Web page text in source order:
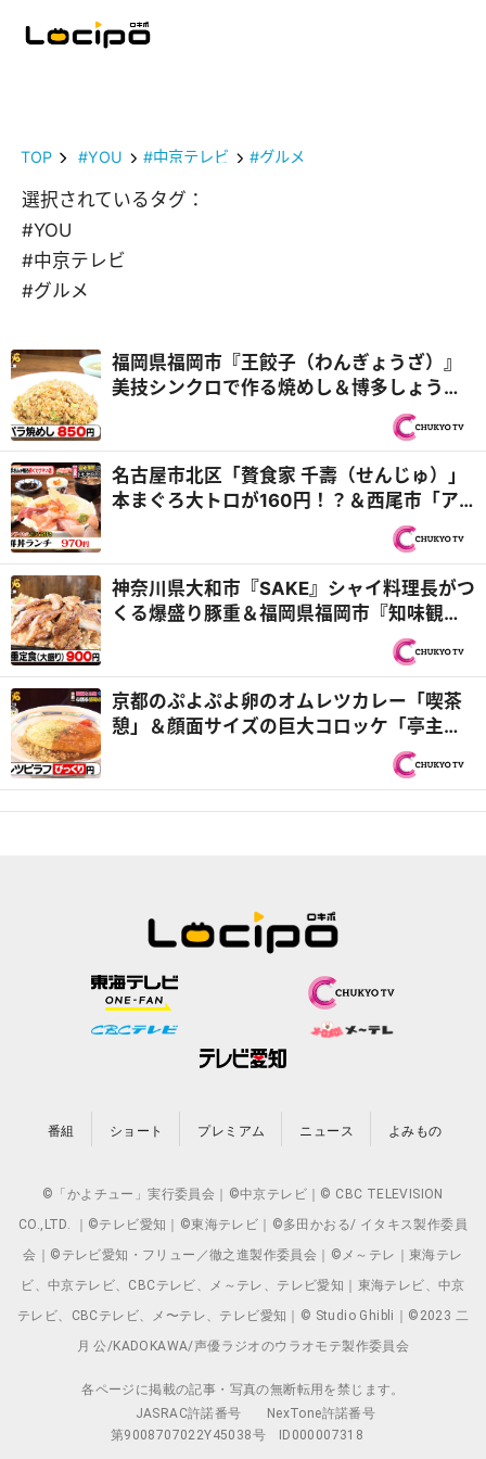
TOP #YOU #中京テレビ #グルメ
選択されているタグ：
#YOU
#中京テレビ
#グルメ
福岡県福岡市『王餃子（わんぎょうざ）』
美技シンクロで作る焼めし＆博多しょうゆ
ラーメン！チームプレー親子3代中華『オモ
名古屋市北区「贅食家 千壽（せんじゅ）」
本まぐろ大トロが160円！？＆西尾市「ア
ジアンキッチン媽媽や」25種類のビュッフ
ェ付き！ハラミステーキランチ『PS純金
（ゴールド）』
神奈川県大和市『SAKE』シャイ料理長がつ
くる爆盛り豚重＆福岡県福岡市『知味観
（しみかん）』仲良しヤング兄弟！『オモ
京都のぷよぷよ卵のオムレツカレー「喫茶
憩」＆顔面サイズの巨大コロッケ「亭主関
番組 ショート プレミアム ニュース よみもの
©「かよチュー」実行委員会｜©中京テレビ｜© CBC TELEVISION
CO.,LTD. ｜©テレビ愛知｜©東海テレビ｜©多田かおる/ イタキス製作委員
会｜©テレビ愛知・フリュー／徹之進製作委員会｜©メ～テレ｜東海テレ
ビ、中京テレビ、CBCテレビ、メ～テレ、テレビ愛知｜東海テレビ、中京
テレビ、CBCテレビ、メ〜テレ、テレビ愛知｜© Studio Ghibli｜©2023 二
月 公/KADOKAWA/声優ラジオのウラオモテ製作委員会
各ページに掲載の記事・写真の無断転用を禁じます。
JASRAC許諾番号
NexTone許諾番号
第9008707022Y45038号
ID000007318